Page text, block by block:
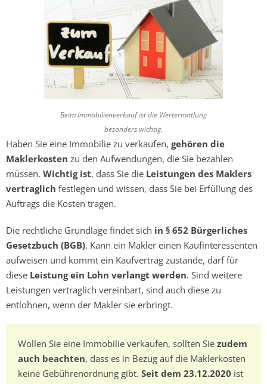
Beim Immobilienverkauf ist die Wertermittlung
besonders wichtig.
Haben Sie eine Immobilie zu verkaufen, gehören die
Maklerkosten zu den Aufwendungen, die Sie bezahlen
müssen. Wichtig ist, dass Sie die Leistungen des Maklers
vertraglich festlegen und wissen, dass Sie bei Erfüllung des
Auftrags die Kosten tragen.
Die rechtliche Grundlage findet sich in § 652 Bürgerliches
Gesetzbuch (BGB). Kann ein Makler einen Kaufinteressenten
aufweisen und kommt ein Kaufvertrag zustande, darf für
diese Leistung ein Lohn verlangt werden. Sind weitere
Leistungen vertraglich vereinbart, sind auch diese zu
entlohnen, wenn der Makler sie erbringt.
Wollen Sie eine Immobilie verkaufen, sollten Sie zudem
auch beachten, dass es in Bezug auf die Maklerkosten
keine Gebührenordnung gibt. Seit dem 23.12.2020 ist